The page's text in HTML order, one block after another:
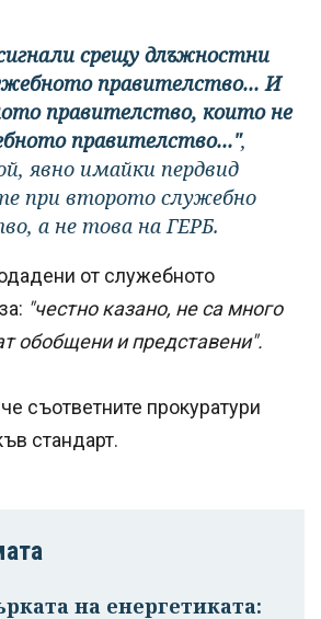
срещу длъжностни
правителство... И
правителство, които не
правителство...",
явно имайки пердвид
при второто служебно
а не това на ГЕРБ.
от служебното
"честно казано, не са много
обобщени и представени".
съответните прокуратури
стандарт.
на енергетиката: